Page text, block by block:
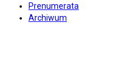
Prenumerata
Archiwum